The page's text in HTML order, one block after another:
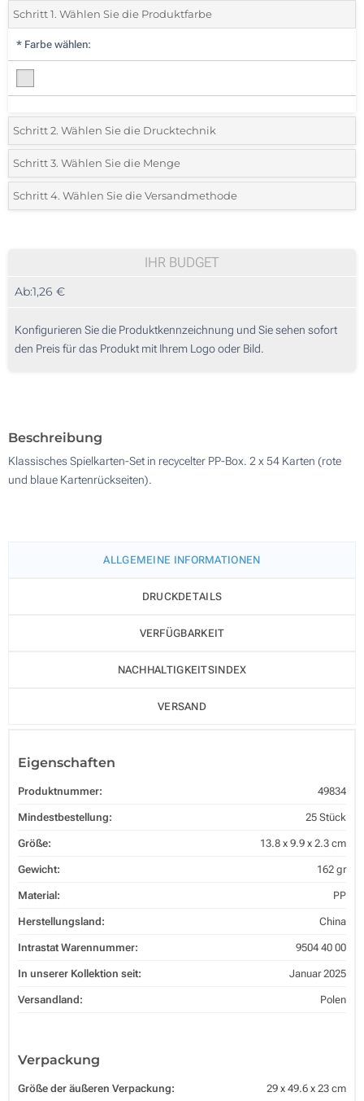
Schritt 1. Wählen Sie die Produktfarbe
* Farbe wählen:
Schritt 2. Wählen Sie die Drucktechnik
*Wählen Sie die Druck- und Farbtechniken für Ihr Logo:
1 Farbig (Auf der Schachtel)
3 Farbig (Auf der Schachtel)
Digitaler Etikettendruck in Vollfarbe (Auf der Schachtel)
Schritt 3. Wählen Sie die Menge
*Bitte wählen Sie Ihre gewünschte Menge
50
125
250
Schritt 4. Wählen Sie die Versandmethode
IHR BUDGET
Ab:1,26 €
Konfigurieren Sie die Produktkennzeichnung und Sie sehen sofort
den Preis für das Produkt mit Ihrem Logo oder Bild.
Beschreibung
Klassisches Spielkarten-Set in recycelter PP-Box. 2 x 54 Karten (rote
und blaue Kartenrückseiten).
ALLGEMEINE INFORMATIONEN
DRUCKDETAILS
VERFÜGBARKEIT
NACHHALTIGKEITSINDEX
VERSAND
Eigenschaften
Produktnummer: 49834
Mindestbestellung: 25 Stück
Größe: 13.8 x 9.9 x 2.3 cm
Gewicht: 162 gr
Material: PP
Herstellungsland: China
Intrastat Warennummer: 9504 40 00
In unserer Kollektion seit: Januar 2025
Versandland: Polen
Verpackung
Größe der äußeren Verpackung: 29 x 49.6 x 23 cm